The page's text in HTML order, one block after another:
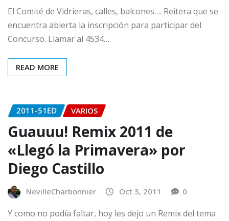
El Comité de Vidrieras, calles, balcones…. Reitera que se
encuentra abierta la inscripción para participar del
Concurso. Llamar al 4534…
READ MORE
2011-51ED VARIOS
Guauuu! Remix 2011 de
«Llegó la Primavera» por
Diego Castillo
NevilleCharbonnier Oct 3, 2011 0
Y como no podía faltar, hoy les dejo un Remix del tema